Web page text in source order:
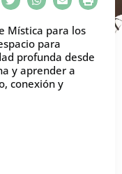
Mística para los
para
profunda desde
y aprender a
conexión y